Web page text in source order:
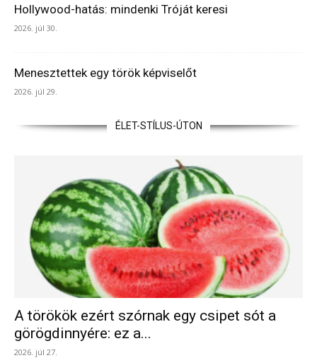
Hollywood-hatás: mindenki Tróját keresi
2026. júl 30.
Menesztettek egy török képviselőt
2026. júl 29.
ÉLET-STÍLUS-ÚTON
A törökök ezért szórnak egy csipet sót a
görögdinnyére: ez a...
2026. júl 27.